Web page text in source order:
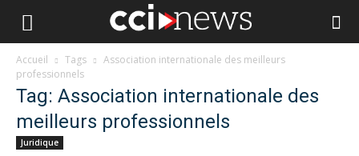
Accueil Tags
Association internationale des meilleurs
professionnels
Tag: Association internationale des
meilleurs professionnels
Juridique